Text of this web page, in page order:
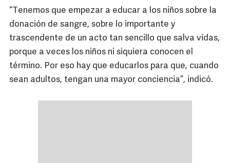
“Tenemos que empezar a educar a los niños sobre la
donación de sangre, sobre lo importante y
trascendente de un acto tan sencillo que salva vidas,
porque a veces los niños ni siquiera conocen el
término. Por eso hay que educarlos para que, cuando
sean adultos, tengan una mayor conciencia”, indicó.